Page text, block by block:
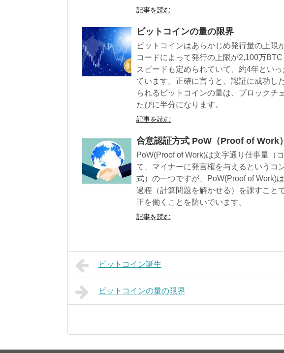
記事を読む
ビットコインの量の限界
ビットコインはあらかじめ発行量の上限
コードによって発行の上限が2,100万
スピードも定められていて、約4年とい
ています。正確に言うと、認証に成功し
られるビットコインの量は、ブロックチ
たびに半分になります。
記事を読む
合意認証方式 PoW（Proof of Work
PoW(Proof of Work)は文字通り仕事量（
て、マイナーに発言権を与えるというコ
式）の一つですが、PoW(Proof of Work)
過程（計算問題を解かせる）を課すこと
正を働くことを防いでいます。
記事を読む
ビットコイン誕生
ビットコインの量の限界